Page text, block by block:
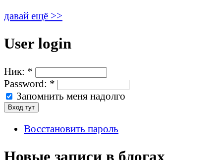
давай ещё >>
User login
Ник: *
Password: *
Запомнить меня надолго
Восстановить пароль
Новые записи в блогах